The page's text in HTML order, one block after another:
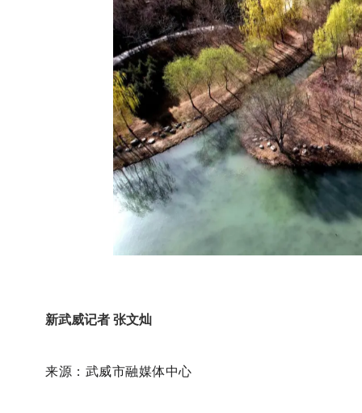
新武威记者 张文灿
来源：武威市融媒体中心